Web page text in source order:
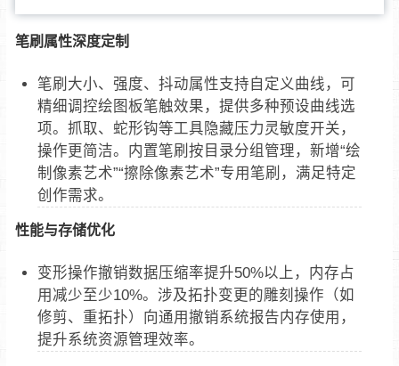
笔刷属性深度定制
笔刷大小、强度、抖动属性支持自定义曲线，可
精细调控绘图板笔触效果，提供多种预设曲线选
项。抓取、蛇形钩等工具隐藏压力灵敏度开关，
操作更简洁。内置笔刷按目录分组管理，新增“绘
制像素艺术”“擦除像素艺术”专用笔刷，满足特定
创作需求。
性能与存储优化
变形操作撤销数据压缩率提升50%以上，内存占
用减少至少10%。涉及拓扑变更的雕刻操作（如
修剪、重拓扑）向通用撤销系统报告内存使用，
提升系统资源管理效率。